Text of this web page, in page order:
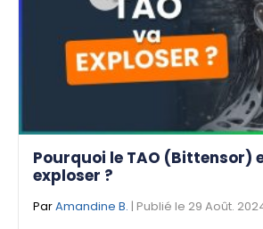
Pourquoi le TAO (Bittensor)
exploser ?
ParAmandine B. | Publié le 29 Août.